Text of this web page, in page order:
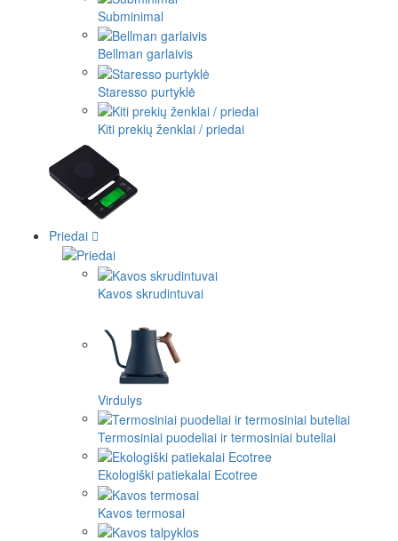
Subminimal
Bellman garlaivis
Staresso purtyklė
Kiti prekių ženklai / priedai
Priedai
Kavos skrudintuvai
Virdulys
Termosiniai puodeliai ir termosiniai buteliai
Ekologiški patiekalai Ecotree
Kavos termosai